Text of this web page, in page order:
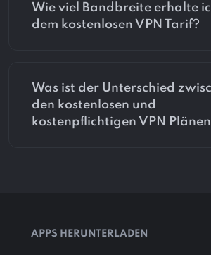
Wie viel Bandbreite erhalte
dem kostenlosen VPN Tarif?
Was ist der Unterschied
den kostenlosen und
kostenpflichtigen VPN
APPS HERUNTERLADEN